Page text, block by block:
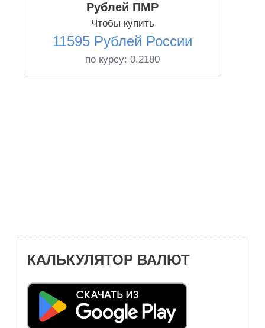
Рублей ПМР
Чтобы купить
11595 Рублей России
по курсу: 0.2180
КАЛЬКУЛЯТОР ВАЛЮТ